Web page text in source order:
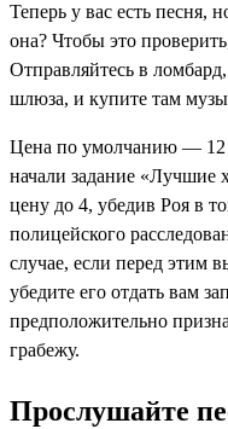
Теперь у вас есть песня,
она? Чтобы это
Отправляйтесь в
шлюза, и купите там
Цена по умолчанию — 12
начали задание «Лучшие
цену до 4, убедив Роя в
полицейского
случае, если перед этим
убедите его отдать вам
предположительно
грабежу.
Прослушайте